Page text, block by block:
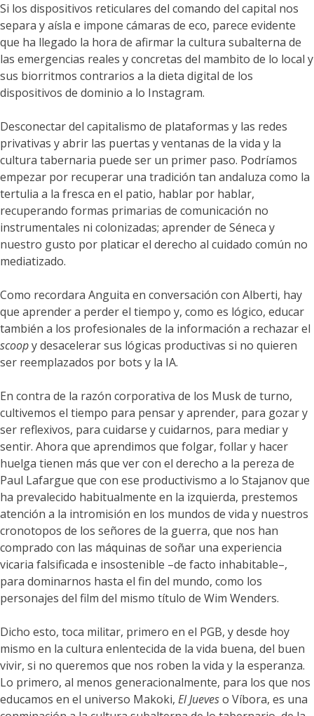
Si los dispositivos reticulares del comando del capital nos
separa y aísla e impone cámaras de eco, parece evidente
que ha llegado la hora de afirmar la cultura subalterna de
las emergencias reales y concretas del mambito de lo local y
sus biorritmos contrarios a la dieta digital de los
dispositivos de dominio a lo Instagram.
Desconectar del capitalismo de plataformas y las redes
privativas y abrir las puertas y ventanas de la vida y la
cultura tabernaria puede ser un primer paso. Podríamos
empezar por recuperar una tradición tan andaluza como la
tertulia a la fresca en el patio, hablar por hablar,
recuperando formas primarias de comunicación no
instrumentales ni colonizadas; aprender de Séneca y
nuestro gusto por platicar el derecho al cuidado común no
mediatizado.
Como recordara Anguita en conversación con Alberti, hay
que aprender a perder el tiempo y, como es lógico, educar
también a los profesionales de la información a rechazar el
scoopy desacelerar sus lógicas productivas si no quieren
ser reemplazados por bots y la IA.
En contra de la razón corporativa de los Musk de turno,
cultivemos el tiempo para pensar y aprender, para gozar y
ser reflexivos, para cuidarse y cuidarnos, para mediar y
sentir. Ahora que aprendimos que folgar, follar y hacer
huelga tienen más que ver con el derecho a la pereza de
Paul Lafargue que con ese productivismo a lo Stajanov que
ha prevalecido habitualmente en la izquierda, prestemos
atención a la intromisión en los mundos de vida y nuestros
cronotopos de los señores de la guerra, que nos han
comprado con las máquinas de soñar una experiencia
vicaria falsificada e insostenible –de facto inhabitable–,
para dominarnos hasta el fin del mundo, como los
personajes del film del mismo título de Wim Wenders.
Dicho esto, toca militar, primero en el PGB, y desde hoy
mismo en la cultura enlentecida de la vida buena, del buen
vivir, si no queremos que nos roben la vida y la esperanza.
Lo primero, al menos generacionalmente, para los que nos
educamos en el universo Makoki, El Jueveso Víbora, es una